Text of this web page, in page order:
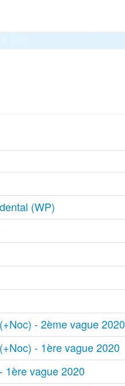
(WP)
- 2ème vague 2020
- 1ère vague 2020
1ère vague 2020